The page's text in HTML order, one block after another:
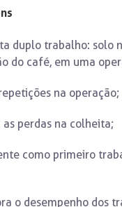
duplo trabalho: solo
do café, em uma
na operação;
as perdas na colheita;
como primeiro
o desempenho dos